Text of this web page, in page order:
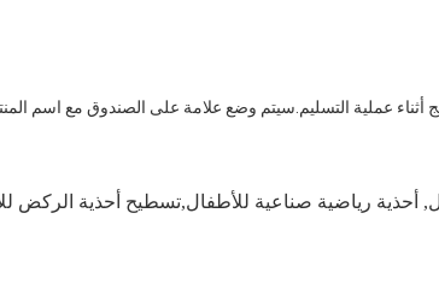
عملية التسليم.سيتم وضع علامة على الصندوق مع اسم
, أحذية رياضية صناعية للأطفال,تسطيح أحذية الركض